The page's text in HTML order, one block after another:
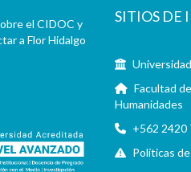
el CIDOC y
a Flor Hidalgo
SITIOS DE
Facultad
Humanidades
+562 2420
Políticas